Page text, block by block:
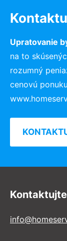
Upratovanie
na to
rozumný
cenovú